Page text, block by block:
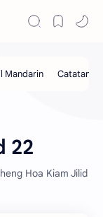
22
Hoa Kiam Jilid